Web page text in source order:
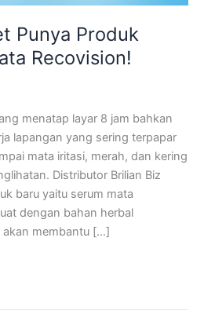
Punya Produk
Recovision!
menatap layar 8 jam bahkan
lapangan yang sering terpapar
mata iritasi, merah, dan kering
Distributor Brilian Biz
baru yaitu serum mata
dengan bahan herbal
akan membantu […]